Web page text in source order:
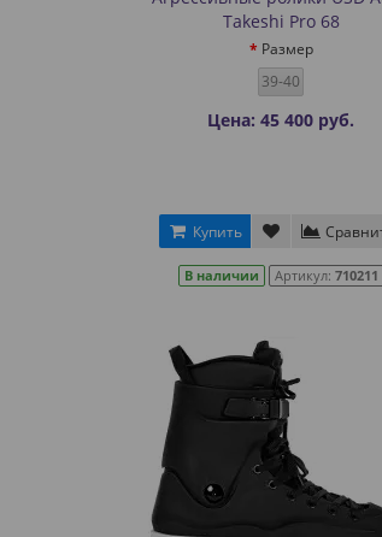
Takeshi Pro 68
Размер
39-40
Цена: 45 400 руб.
Купить
В наличии Артикул: 710211